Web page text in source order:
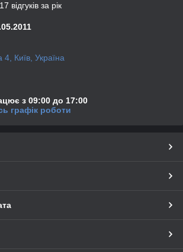
відгуків за рік
4, Київ, Україна
з 09:00 до 17:00
графік роботи